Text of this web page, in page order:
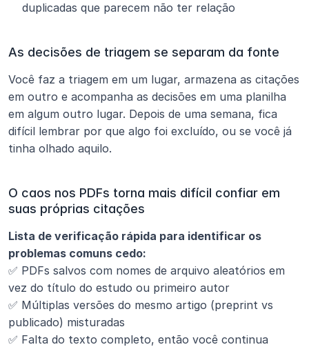
duplicadas que parecem não ter relação
As decisões de triagem se separam da fonte
Você faz a triagem em um lugar, armazena as citações
em outro e acompanha as decisões em uma planilha
em algum outro lugar. Depois de uma semana, fica
difícil lembrar por que algo foi excluído, ou se você já
tinha olhado aquilo.
O caos nos PDFs torna mais difícil confiar em
suas próprias citações
Lista de verificação rápida para identificar os
problemas comuns cedo:
✅ PDFs salvos com nomes de arquivo aleatórios em
vez do título do estudo ou primeiro autor
✅ Múltiplas versões do mesmo artigo (preprint vs
publicado) misturadas
✅ Falta do texto completo, então você continua